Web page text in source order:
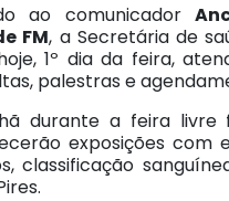
ao comunicador
FM, a Secretária de
1º dia da feira,
palestras e
durante a feira livre
exposições com
classificação